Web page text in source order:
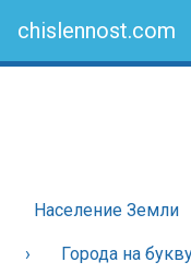
chislennost.com
Население Земли
Города на